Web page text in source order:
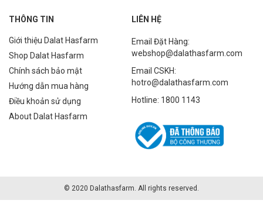
THÔNG TIN
Giới thiệu Dalat Hasfarm
Shop Dalat Hasfarm
Chính sách bảo mật
Hướng dẫn mua hàng
Điều khoản sử dụng
About Dalat Hasfarm
LIÊN HỆ
Email Đặt Hàng:
webshop@dalathasfarm.com
Email CSKH:
hotro@dalathasfarm.com
Hotline: 1800 1143
© 2020 Dalathasfarm. All rights reserved.